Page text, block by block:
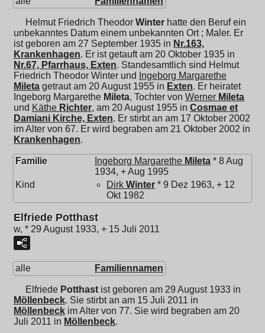
Helmut Friedrich Theodor Winter hatte den Beruf ein
unbekanntes Datum einem unbekannten Ort ; Maler. Er
ist geboren am 27 September 1935 in Nr.163,
Krankenhagen. Er ist getauft am 20 Oktober 1935 in
Nr.67, Pfarrhaus, Exten. Standesamtlich sind Helmut
Friedrich Theodor Winter und
Ingeborg Margarethe
Mileta getraut am 20 August 1955 in Exten. Er heiratet
Ingeborg Margarethe Mileta, Tochter von Werner Mileta
und Käthe Richter, am 20 August 1955 in Cosmae et
Damiani Kirche, Exten. Er stirbt an am 17 Oktober 2002
im Alter von 67. Er wird begraben am 21 Oktober 2002 in
Krankenhagen.
Familie Ingeborg Margarethe Mileta * 8 Aug
1934, + Aug 1995
Kind
Dirk Winter * 9 Dez 1963, + 12
Okt 1982
Elfriede Potthast
w, * 29 August 1933, + 15 Juli 2011
alle Familiennamen
Elfriede Potthast ist geboren am 29 August 1933 in
Möllenbeck. Sie stirbt an am 15 Juli 2011 in
Möllenbeck im Alter von 77. Sie wird begraben am 20
Juli 2011 in Möllenbeck.